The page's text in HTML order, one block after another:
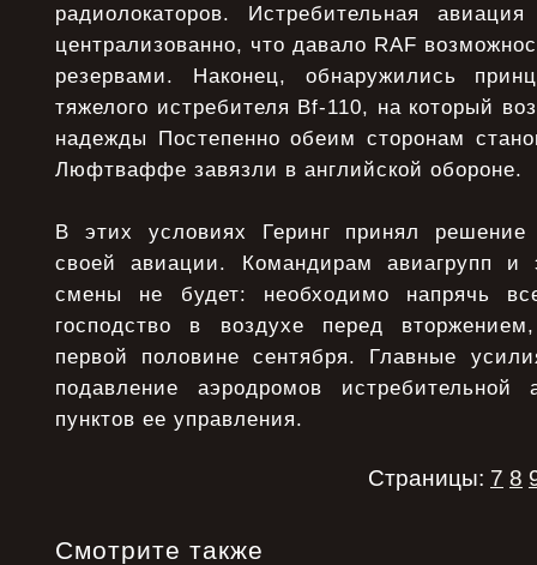
радиолокаторов. Истребительная
централизованно, что давало RAF
резервами. Наконец, обнаружились
тяжелого истребителя Bf-110, на который
надежды Постепенно обеим сторонам
Люфтваффе завязли в английской обороне.
В этих условиях Геринг принял решение
своей авиации. Командирам авиагрупп и
смены не будет: необходимо напрячь
господство в воздухе перед
первой половине сентября. Главные
подавление аэродромов истребительной
пунктов ее управления.
Страницы: 7 8
Смотрите также